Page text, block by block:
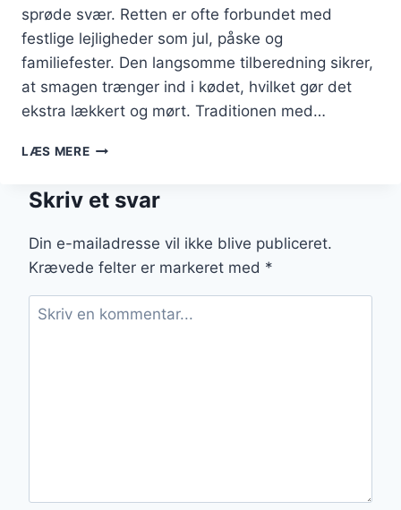
sprøde svær. Retten er ofte forbundet med
festlige lejligheder som jul, påske og
familiefester. Den langsomme tilberedning sikrer,
at smagen trænger ind i kødet, hvilket gør det
ekstra lækkert og mørt. Traditionen med…
LÆS MERELANGTIDSSTEGT
ÆBLEMOS
Skriv et svar
Din e-mailadresse vil ikke blive publiceret.
Krævede felter er markeret med *